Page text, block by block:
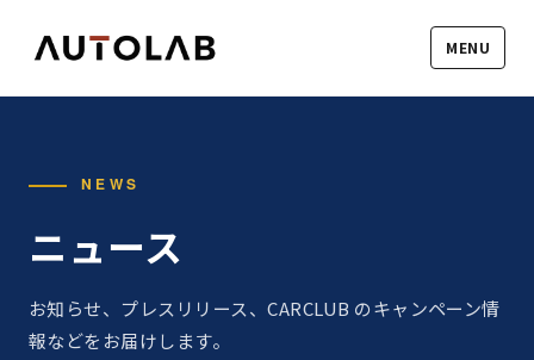
MENU
NEWS
ニュース
お知らせ、プレスリリース、CARCLUB のキャンペーン情
報などをお届けします。